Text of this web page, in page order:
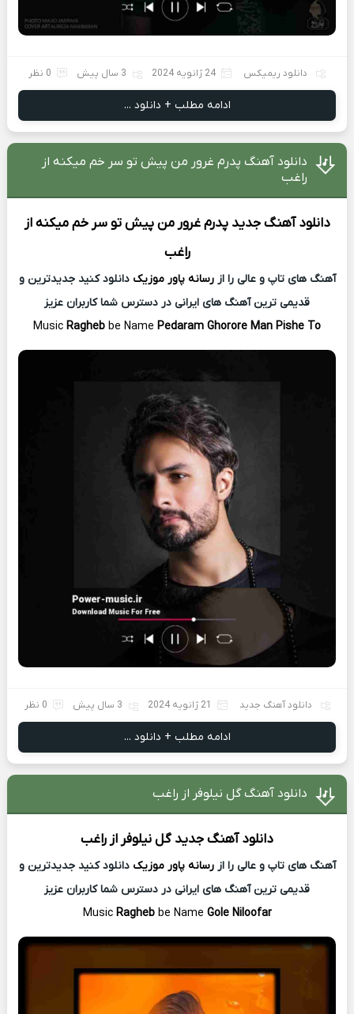
دانلود ریمیکس 24 ژانویه 2024 3 سال پیش 0 نظر
ادامه مطلب + دانلود ...
دانلود آهنگ پدرم غرور من پیش تو سر خم میکنه از
راغب
دانلود آهنگ جدید پدرم غرور من پیش تو سر خم میکنه از
راغب
آهنگ های تاپ و عالی را ازرسانه پاور موزیک دانلود کنید جدیدترین و
قدیمی ترین آهنگ های ایرانی در دسترس شما کاربران عزیز
Music Ragheb be Name Pedaram Ghorore Man Pishe To
دانلود آهنگ جدید 21 ژانویه 2024 3 سال پیش 0 نظر
ادامه مطلب + دانلود ...
دانلود آهنگ گل نیلوفر از راغب
دانلود آهنگ جدید گل نیلوفر ازراغب
آهنگ های تاپ و عالی را ازرسانه پاور موزیک دانلود کنید جدیدترین و
قدیمی ترین آهنگ های ایرانی در دسترس شما کاربران عزیز
MusicRagheb be Name Gole Niloofar